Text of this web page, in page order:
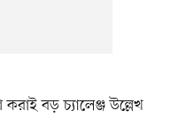
করাই বড় চ্যালেঞ্জ উল্লেখ